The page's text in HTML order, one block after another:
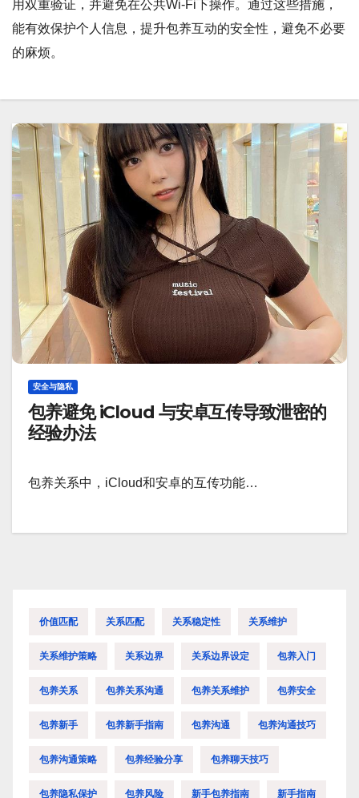
用双重验证，并避免在公共Wi-Fi下操作。通过这些措施，
能有效保护个人信息，提升包养互动的安全性，避免不必要
的麻烦。
安全与隐私
包养避免 iCloud 与安卓互传导致泄密的
经验办法
包养关系中，iCloud和安卓的互传功能…
价值匹配 关系匹配 关系稳定性 关系维护
关系维护策略 关系边界 关系边界设定 包养入门
包养关系 包养关系沟通 包养关系维护 包养安全
包养新手 包养新手指南 包养沟通 包养沟通技巧
包养沟通策略 包养经验分享 包养聊天技巧
包养隐私保护 包养风险 新手包养指南 新手指南